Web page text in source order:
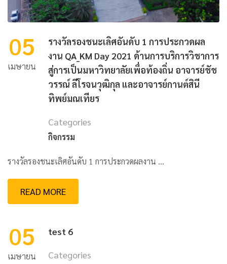
05
เมษายน
รางวัลรองชนะเลิศอันดับ 1 การประกวดผล
งาน QA_KM Day 2021 ด้านการบริการวิชาการ
สู่การเป็นมหาวิทยาลัยเพื่อท้องถิ่น อาจารย์ชัช
วรรณ์ ลีโรจนวุฒิกุล และอาจารย์กานต์สินี
ทิพย์มณเทียร
Categories
กิจกรรม
รางวัลรองชนะเลิศอันดับ 1 การประกวดผลงาน …
READ MORE
05
เมษายน
test 6
Categories